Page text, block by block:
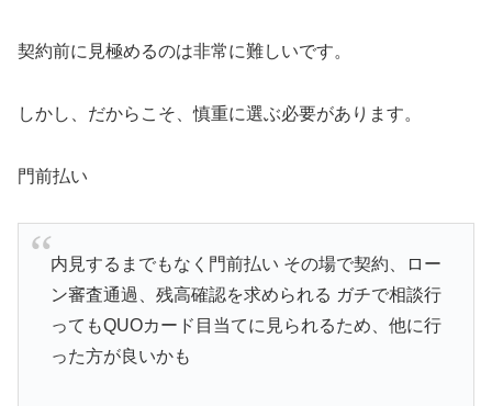
契約前に見極めるのは非常に難しいです。
しかし、だからこそ、慎重に選ぶ必要があります。
門前払い
内見するまでもなく門前払い その場で契約、ロー
ン審査通過、残高確認を求められる ガチで相談行
ってもQUOカード目当てに見られるため、他に行
った方が良いかも